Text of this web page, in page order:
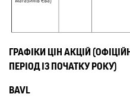
ГРАФІКИ ЦІН АКЦІЙ
ПЕРІОД ІЗ ПОЧАТКУ РОКУ)
BAVL